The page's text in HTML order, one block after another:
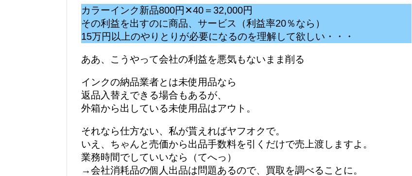
カラーインク新品800円✕40＝32,000円
その利益を出すのに商品、サービス（利益率20％なら）
15万円以上のやりとりが必要になるのを理解して欲しい・・・
ああ、こうやって会社の利益を悪気もないまま削る
インクの納品業者とは未使用品なら
返品入替えできる場合もあるが、
外箱から出している未使用品はアウト。
それなら仕方ない、私が貰えればヤフオクで。
いえ、ちゃんと売価から出品手数料を引くだけで売上渡しますよ。
業務時間でしていいなら（てへっ）
→会社消耗品の個人出品は問題あるので、買取を調べることに。